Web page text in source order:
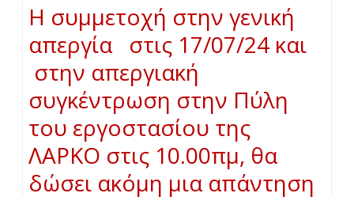
Η συμμετοχή στην γενική
απεργία στις 17/07/24 και
στην απεργιακή
συγκέντρωση στην Πύλη
του εργοστασίου της
ΛΑΡΚΟ στις 10.00πμ, θα
δώσει ακόμη μια απάντηση